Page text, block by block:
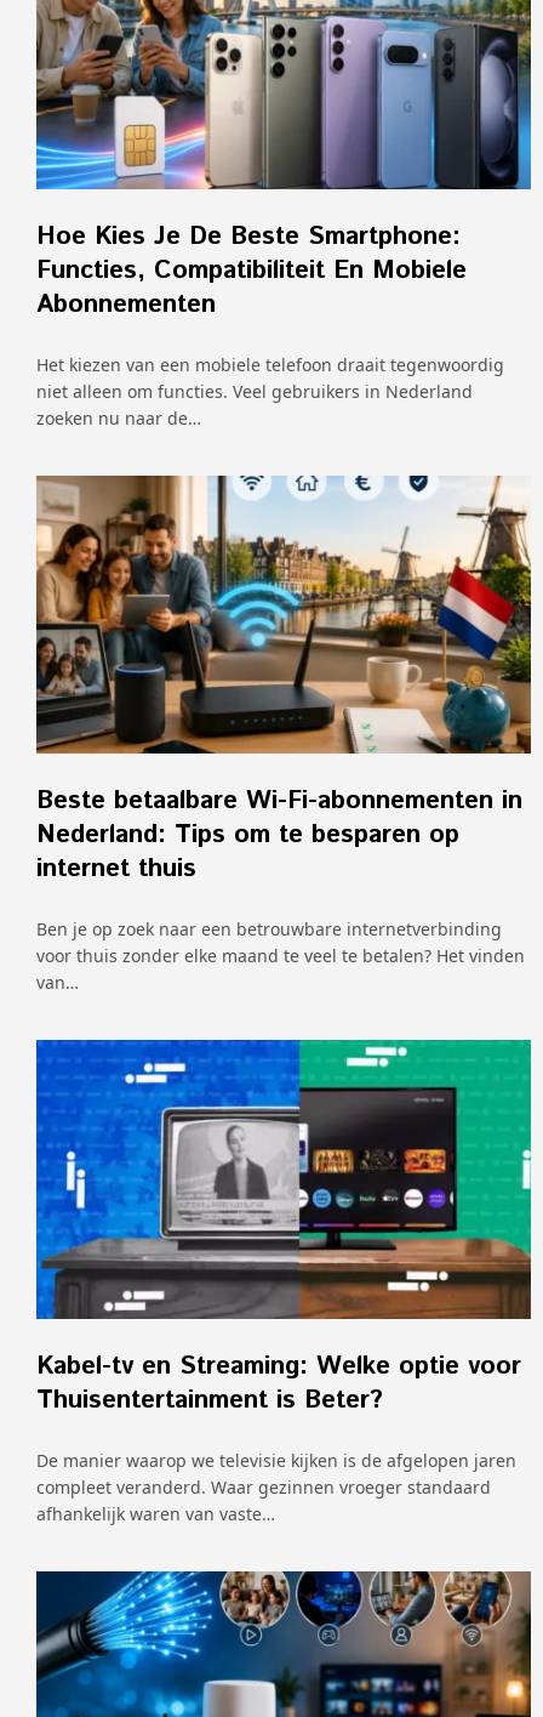
Hoe Kies Je De Beste Smartphone:
Functies, Compatibiliteit En Mobiele
Abonnementen
Het kiezen van een mobiele telefoon draait tegenwoordig
niet alleen om functies. Veel gebruikers in Nederland
zoeken nu naar de…
Beste betaalbare Wi-Fi-abonnementen in
Nederland: Tips om te besparen op
internet thuis
Ben je op zoek naar een betrouwbare internetverbinding
voor thuis zonder elke maand te veel te betalen? Het vinden
van…
Kabel-tv en Streaming: Welke optie voor
Thuisentertainment is Beter?
De manier waarop we televisie kijken is de afgelopen jaren
compleet veranderd. Waar gezinnen vroeger standaard
afhankelijk waren van vaste…